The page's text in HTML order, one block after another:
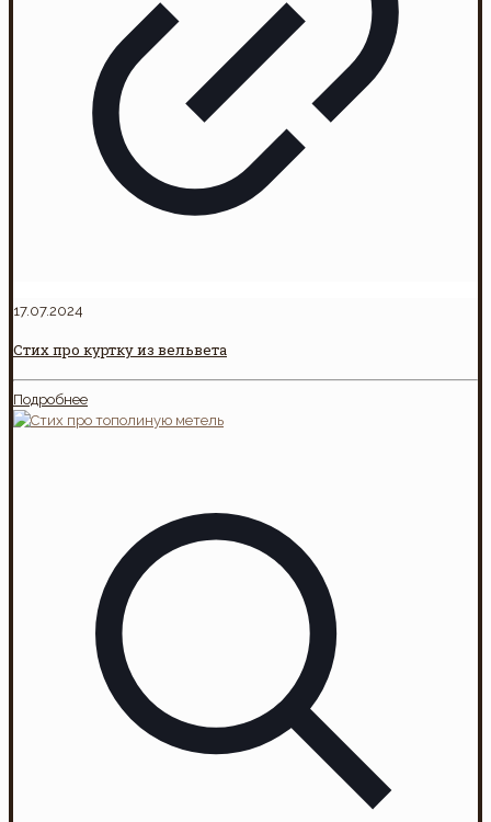
17.07.2024
Стих про куртку из вельвета
Подробнее